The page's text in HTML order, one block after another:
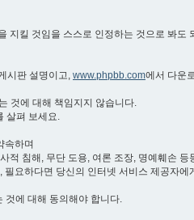
지킬 것임을 스스로 인정하는 것으로 봐도
시판 설명이고, www.phpbb.com에서 다운
것에 대해 책임지지 않습니다.
살펴 보세요.
속하며
적 침해, 무단 도용, 여론 조장, 명예훼손 등
요하다면 당신의 인터넷 서비스 제공자에
것에 대해 동의해야 합니다.